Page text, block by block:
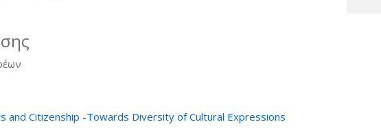
and Citizenship -Towards Diversity of Cultural Expressions